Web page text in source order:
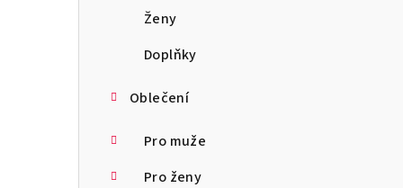
Ženy
Doplňky
Oblečení
Pro muže
Pro ženy